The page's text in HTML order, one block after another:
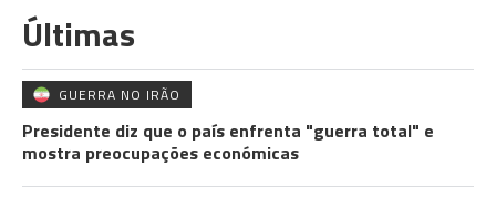
Últimas
GUERRA NO IRÃO
Presidente diz que o país enfrenta "guerra total" e
mostra preocupações económicas